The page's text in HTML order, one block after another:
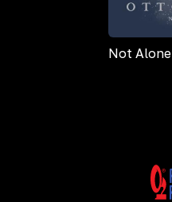
Not Alone